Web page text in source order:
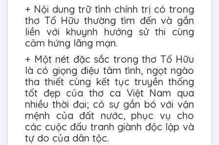
+ Nội dung trữ tình chính trị có trong
thơ Tố Hữu thường tìm đến và gắn
liền với khuynh hướng sử thi cùng
cảm hứng lãng mạn.
+ Một nét đặc sắc trong thơ Tố Hữu
là có giọng điệu tâm tình, ngọt ngào
tha thiết cùng kết tục truyền thống
tốt đẹp của thơ ca Việt Nam qua
nhiều thời đại; có sự gắn bó với vận
mệnh của đất nước, phục vụ cho
các cuộc đấu tranh giành độc lập và
tự do của dân tộc.